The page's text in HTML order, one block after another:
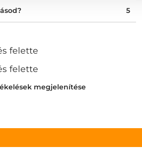
5
felette
felette
megjelenítése